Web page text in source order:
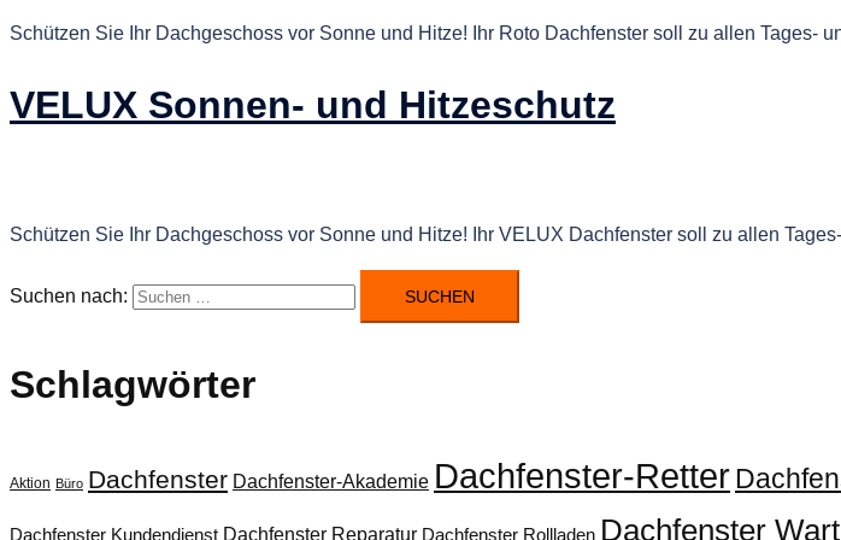
Schützen Sie Ihr Dachgeschoss vor Sonne und Hitze! Ihr Roto Dachfenster soll zu allen Tages-
VELUX Sonnen- und Hitzeschutz
Schützen Sie Ihr Dachgeschoss vor Sonne und Hitze! Ihr VELUX Dachfenster soll zu allen
Suchen nach:
Schlagwörter
Aktion Büro Dachfenster Dachfenster-Akademie Dachfenster-Retter
Dachfenster Kundendienst Dachfenster Reparatur Dachfenster Rollladen Dachfenster